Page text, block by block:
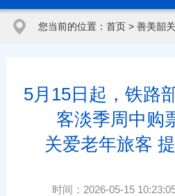
您当前的位置： 首页> 善美韶关
5月15日起，铁路
客淡季周中购
关爱老年旅客
时间： 2026-05-15